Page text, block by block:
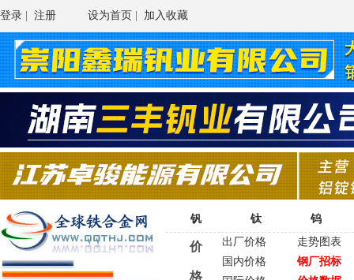
登录 注册 设为首页 加入收藏
钒 钛 钨
价 出厂价格
走势图表
国内价格
钢厂招标